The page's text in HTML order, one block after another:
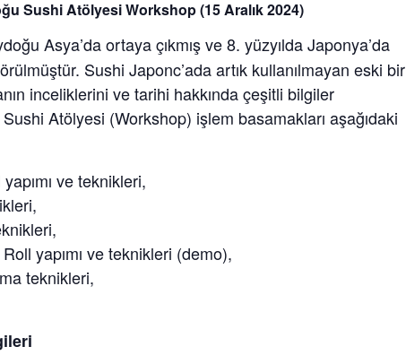
Sushi Atölyesi Workshop (15 Aralık 2024)
Asya’da ortaya çıkmış ve 8. yüzyılda Japonya’da
Sushi Japonc’ada artık kullanılmayan eski bir
inceliklerini ve tarihi hakkında çeşitli bilgiler
Atölyesi (Workshop) işlem basamakları aşağıdaki
ve teknikleri,
yapımı ve teknikleri (demo),
teknikleri,